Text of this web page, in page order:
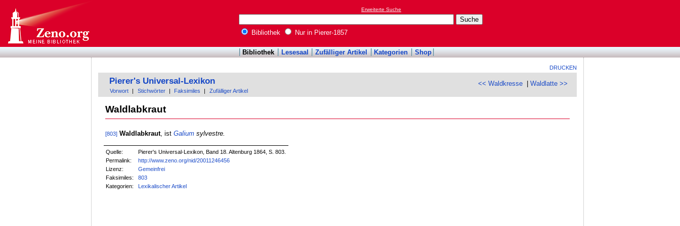
Erweiterte Suche
Bibliothek Nur in Pierer-1857
Bibliothek Lesesaal Zufälliger Artikel Kategorien Shop
DRUCKEN
<< Waldkresse |Waldlatte >>
Pierer's Universal-Lexikon
Vorwort Stichwörter Faksimiles Zufälliger Artikel
Waldlabkraut
[803] Waldlabkraut, ist Galiumsylvestre.
Quelle:
Pierer's Universal-Lexikon, Band 18. Altenburg 1864, S. 803.
Permalink:
http://www.zeno.org/nid/20011246456
Lizenz:
Gemeinfrei
Faksimiles:
803
Kategorien:
Lexikalischer Artikel